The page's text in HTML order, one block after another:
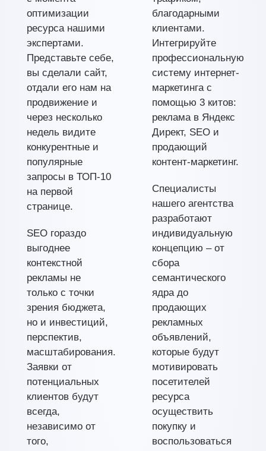
оптимизации
ресурса нашими
экспертами.
Представьте себе,
вы сделали сайт,
отдали его нам на
продвижение и
через несколько
недель видите
конкурентные и
популярные
запросы в ТОП-10
на первой
странице.
SEO гораздо
выгоднее
контекстной
рекламы не
только с точки
зрения бюджета,
но и инвестиций,
перспектив,
масштабирования.
Заявки от
потенциальных
клиентов будут
всегда,
независимо от
того,
благодарными
клиентами.
Интегрируйте
профессиональную
систему интернет-
маркетинга с
помощью 3 китов:
реклама в Яндекс
Директ, SEO и
продающий
контент-маркетинг.
Специалисты
нашего агентства
разработают
индивидуальную
концепцию – от
сбора
семантического
ядра до
продающих
рекламных
объявлений,
которые будут
мотивировать
посетителей
ресурса
осуществить
покупку и
воспользоваться